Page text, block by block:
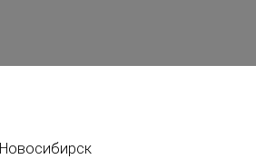
Новосибирск